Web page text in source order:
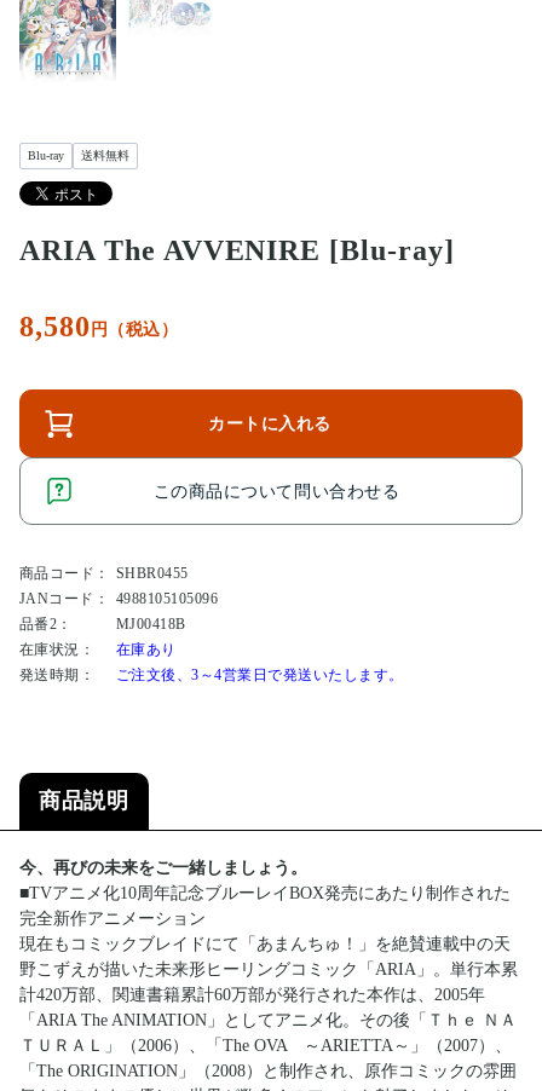
Blu-ray 送料無料
ARIA The AVVENIRE [Blu-ray]
8,580 円（税込）
カートに入れる
この商品について問い合わせる
商品コード：
SHBR0455
JANコード：
4988105105096
品番2：
MJ00418B
在庫状況：
在庫あり
発送時期：
ご注文後、3～4営業日で発送いたします。
商品説明
今、再びの未来をご一緒しましょう。
■TVアニメ化10周年記念ブルーレイBOX発売にあたり制作された
完全新作アニメーション
現在もコミックブレイドにて「あまんちゅ！」を絶賛連載中の天
野こずえが描いた未来形ヒーリングコミック「ARIA」。単行本累
計420万部、関連書籍累計60万部が発行された本作は、2005年
「ARIA The ANIMATION」としてアニメ化。その後「Ｔｈｅ ＮＡ
ＴＵＲＡＬ」（2006）、「The OVA ～ARIETTA～」（2007）、
「The ORIGINATION」（2008）と制作され、原作コミックの雰囲